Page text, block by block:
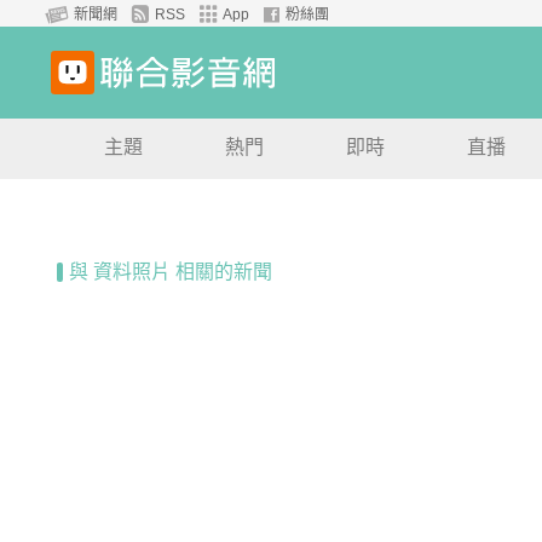
新聞網 RSS App 粉絲團
主題 熱門 即時 直播
與 資料照片 相關的新聞